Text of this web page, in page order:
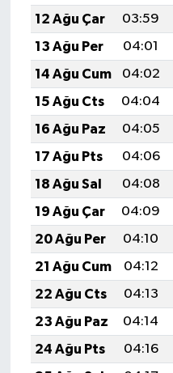
12 Ağu Çar
03:59
13 Ağu Per
04:01
14 Ağu Cum
04:02
15 Ağu Cts
04:04
16 Ağu Paz
04:05
17 Ağu Pts
04:06
18 Ağu Sal
04:08
19 Ağu Çar
04:09
20 Ağu Per
04:10
21 Ağu Cum
04:12
22 Ağu Cts
04:13
23 Ağu Paz
04:14
24 Ağu Pts
04:16